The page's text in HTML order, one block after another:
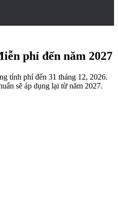
phí đến năm 2027
tính phí đến 31 tháng 12, 2026.
sẽ áp dụng lại từ năm 2027.